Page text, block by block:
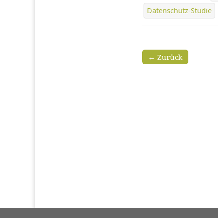
Datenschutz-Studie
← Zurück